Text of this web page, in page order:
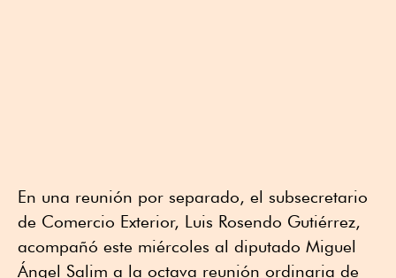
En una reunión por separado, el subsecretario
de Comercio Exterior, Luis Rosendo Gutiérrez,
acompañó este miércoles al diputado Miguel
Ángel Salim a la octava reunión ordinaria de